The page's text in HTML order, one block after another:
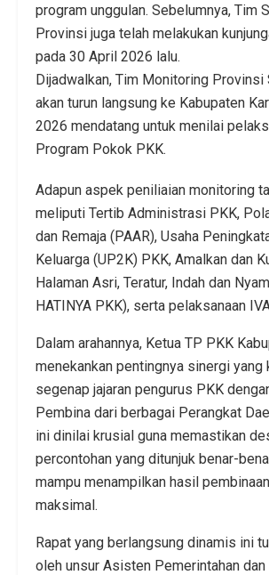
program unggulan. Sebelumnya, Tim
Provinsi juga telah melakukan
pada 30 April 2026 lalu.
Dijadwalkan, Tim Monitoring Provinsi
akan turun langsung ke Kabupaten
2026 mendatang untuk menilai
Program Pokok PKK.
​Adapun aspek peniliaian monitoring
meliputi Tertib Administrasi PKK,
dan Remaja (PAAR), Usaha
Keluarga (UP2K) PKK, Amalkan dan
Halaman Asri, Teratur, Indah dan
HATINYA PKK), serta pelaksanaan
​Dalam arahannya, Ketua TP PKK
menekankan pentingnya sinergi yang
segenap jajaran pengurus PKK
Pembina dari berbagai Perangkat
ini dinilai krusial guna memastikan
percontohan yang ditunjuk benar-
mampu menampilkan hasil
maksimal.
​Rapat yang berlangsung dinamis ini
oleh unsur Asisten Pemerintahan